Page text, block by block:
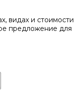
видах и стоимости
предложение для